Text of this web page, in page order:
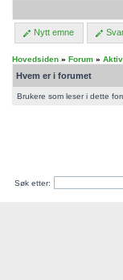
Nytt emne
Hovedsiden » Forum »
Hvem er i forumet
Brukere som leser i dette
Søk etter: